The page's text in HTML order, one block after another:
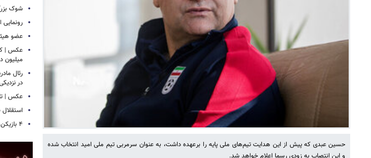
حسین عبدی که پیش از این هدایت تیم‌های ملی پایه را برعهده داشت، به عنوان سرمربی تیم ملی امید انتخاب شده
شوک
عضو
عکس |
میلیون
رئال
در
عکس |
استقلال
۴ بازیکن در آخرین لیست خرید پرسپولیس!